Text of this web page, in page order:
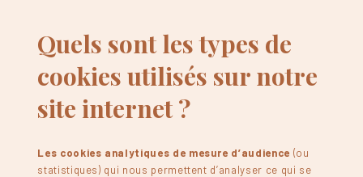
Quels sont les types de
cookies utilisés sur notre
site internet ?
Les cookies analytiques de mesure d’audience (ou
statistiques) qui nous permettent d’analyser ce qui se